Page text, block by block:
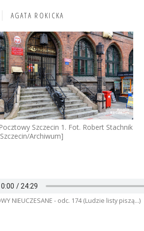
AGATA ROKICKA
Szczecin 1. Fot. Robert Stachnik
Archiwum]
NIEUCZESANE - odc. 174 (Ludzie listy piszą...)